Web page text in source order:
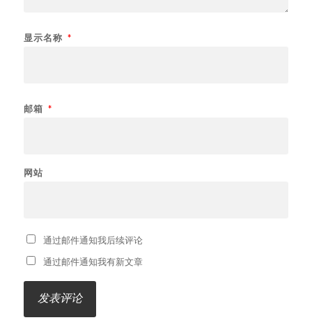
显示名称 *
邮箱 *
网站
通过邮件通知我后续评论
通过邮件通知我有新文章